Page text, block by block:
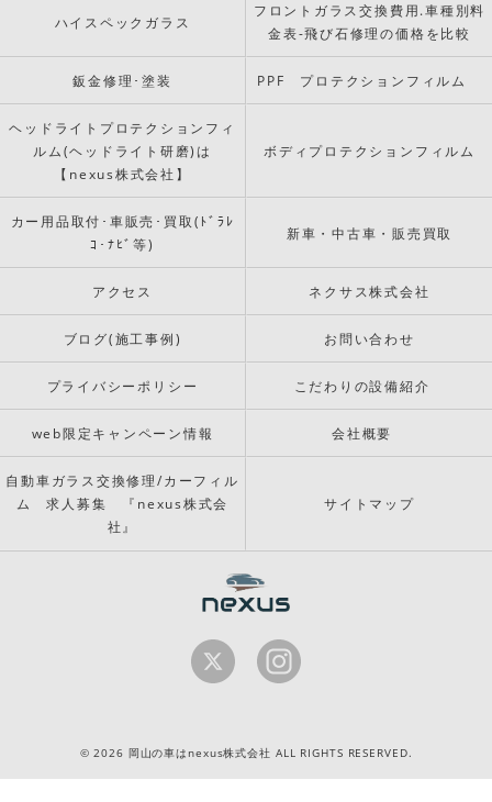
ハイスペックガラス
フロントガラス交換費用.車種別料
金表-飛び石修理の価格を比較
鈑金修理･塗装 PPF プロテクションフィルム
ヘッドライトプロテクションフィ
ルム(ヘッドライト研磨)は
【nexus株式会社】
ボディプロテクションフィルム
カー用品取付･車販売･買取(ﾄﾞﾗﾚ
ｺ･ﾅﾋﾞ等)
新車・中古車・販売買取
アクセス ネクサス株式会社
ブログ(施工事例) お問い合わせ
プライバシーポリシー こだわりの設備紹介
web限定キャンペーン情報 会社概要
自動車ガラス交換修理/カーフィル
ム 求人募集 『nexus株式会
社』
サイトマップ
© 2026 岡山の車はnexus株式会社 ALL RIGHTS RESERVED.